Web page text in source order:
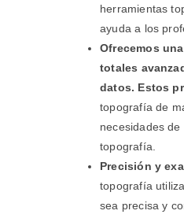
herramientas
ayuda a los
Ofrecemos
totales
datos. Estos
topografía de
necesidades
topografía.
Precisión y
topografía
sea precisa y